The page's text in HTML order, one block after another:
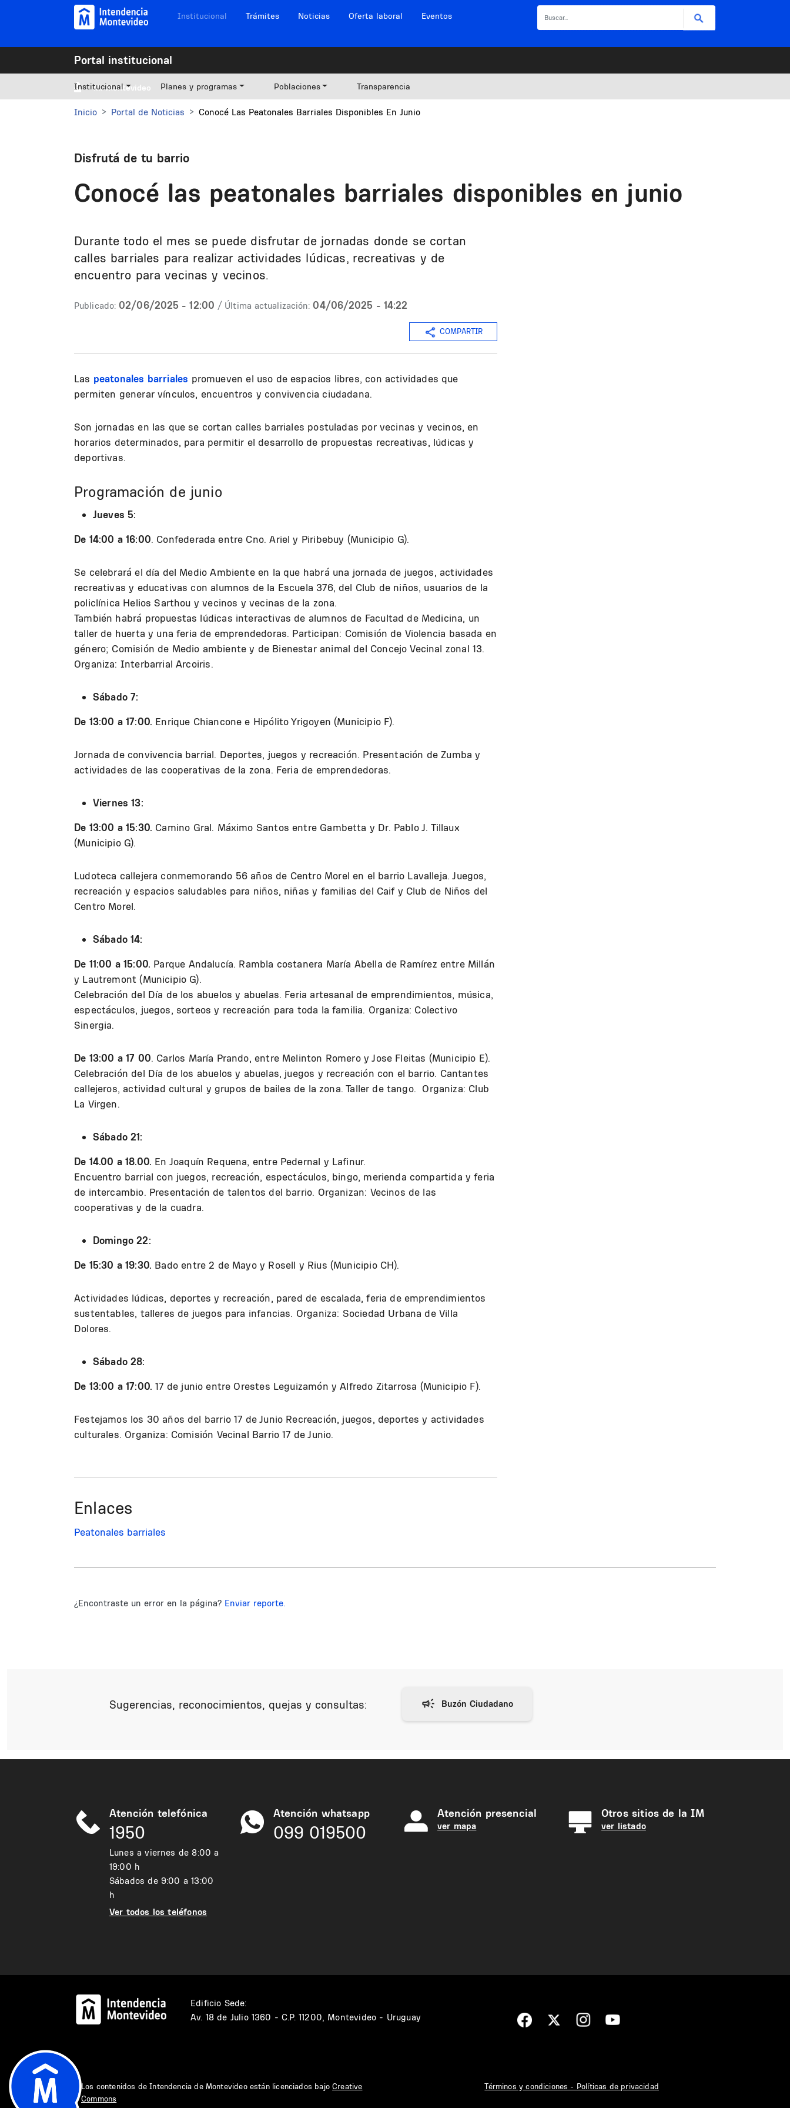
Pasar al contenido principal Navegación sitios
Institucional Trámites Noticias Oferta laboral Eventos
Portal institucional
Mi Montevideo
Institucional Planes y programas Poblaciones Transparencia
Inicio Portal de Noticias Conocé Las Peatonales Barriales Disponibles En Junio
Disfrutá de tu barrio
Conocé las peatonales barriales disponibles en junio
Durante todo el mes se puede disfrutar de jornadas donde se cortan
calles barriales para realizar actividades lúdicas, recreativas y de
encuentro para vecinas y vecinos.
Publicado: 02/06/2025 - 12:00 / Última actualización: 04/06/2025 - 14:22
COMPARTIR
Las peatonales barriales promueven el uso de espacios libres, con actividades que
permiten generar vínculos, encuentros y convivencia ciudadana.
Son jornadas en las que se cortan calles barriales postuladas por vecinas y vecinos, en
horarios determinados, para permitir el desarrollo de propuestas recreativas, lúdicas y
deportivas.
Programación de junio
Jueves 5:
De 14:00 a 16:00. Confederada entre Cno. Ariel y Piribebuy (Municipio G).
Se celebrará el día del Medio Ambiente en la que habrá una jornada de juegos, actividades
recreativas y educativas con alumnos de la Escuela 376, del Club de niños, usuarios de la
policlínica Helios Sarthou y vecinos y vecinas de la zona.
También habrá propuestas lúdicas interactivas de alumnos de Facultad de Medicina, un
taller de huerta y una feria de emprendedoras. Participan: Comisión de Violencia basada en
género; Comisión de Medio ambiente y de Bienestar animal del Concejo Vecinal zonal 13.
Organiza: Interbarrial Arcoiris.
Sábado 7:
De 13:00 a 17:00. Enrique Chiancone e Hipólito Yrigoyen (Municipio F).
Jornada de convivencia barrial. Deportes, juegos y recreación. Presentación de Zumba y
actividades de las cooperativas de la zona. Feria de emprendedoras.
Viernes 13:
De 13:00 a 15:30. Camino Gral. Máximo Santos entre Gambetta y Dr. Pablo J. Tillaux
(Municipio G).
Ludoteca callejera conmemorando 56 años de Centro Morel en el barrio Lavalleja. Juegos,
recreación y espacios saludables para niños, niñas y familias del Caif y Club de Niños del
Centro Morel.
Sábado 14:
De 11:00 a 15:00. Parque Andalucía. Rambla costanera María Abella de Ramírez entre Millán
y Lautremont (Municipio G).
Celebración del Día de los abuelos y abuelas. Feria artesanal de emprendimientos, música,
espectáculos, juegos, sorteos y recreación para toda la familia. Organiza: Colectivo
Sinergia.
De 13:00 a 17 00. Carlos María Prando, entre Melinton Romero y Jose Fleitas (Municipio E).
Celebración del Día de los abuelos y abuelas, juegos y recreación con el barrio. Cantantes
callejeros, actividad cultural y grupos de bailes de la zona. Taller de tango. Organiza: Club
La Virgen.
Sábado 21:
De 14.00 a 18.00. En Joaquín Requena, entre Pedernal y Lafinur.
Encuentro barrial con juegos, recreación, espectáculos, bingo, merienda compartida y feria
de intercambio. Presentación de talentos del barrio. Organizan: Vecinos de las
cooperativas y de la cuadra.
Domingo 22:
De 15:30 a 19:30. Bado entre 2 de Mayo y Rosell y Rius (Municipio CH).
Actividades lúdicas, deportes y recreación, pared de escalada, feria de emprendimientos
sustentables, talleres de juegos para infancias. Organiza: Sociedad Urbana de Villa
Dolores.
Sábado 28:
De 13:00 a 17:00. 17 de junio entre Orestes Leguizamón y Alfredo Zitarrosa (Municipio F).
Festejamos los 30 años del barrio 17 de Junio Recreación, juegos, deportes y actividades
culturales. Organiza: Comisión Vecinal Barrio 17 de Junio.
Enlaces
Peatonales barriales
¿Encontraste un error en la página? Enviar reporte.
Sugerencias, reconocimientos, quejas y consultas:
Atención telefónica
1950
Lunes a viernes de 8:00 a
19:00 h
Sábados de 9:00 a 13:00
h
Ver todos los teléfonos
Atención whatsapp
099 019500
Atención presencial
ver mapa
Otros sitios de la IM
ver listado
Edificio Sede:
Av. 18 de Julio 1360 - C.P. 11200, Montevideo - Uruguay
Los contenidos de Intendencia de Montevideo están licenciados bajoCreative
Commons
Términos y condiciones - Políticas de privacidad